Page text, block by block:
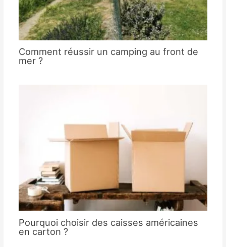
Comment réussir un camping au front de
mer ?
Pourquoi choisir des caisses américaines
en carton ?